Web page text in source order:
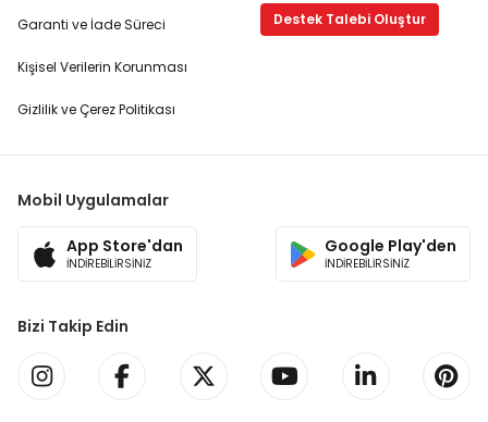
Garanti ve İade Süreci
Kişisel Verilerin Korunması
Gizlilik ve Çerez Politikası
Destek Talebi Oluştur
Mobil Uygulamalar
App Store'dan
İNDİREBİLİRSİNİZ
Google Play'den
İNDİREBİLİRSİNİZ
Bizi Takip Edin